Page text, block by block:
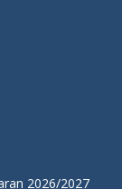
2026/2027